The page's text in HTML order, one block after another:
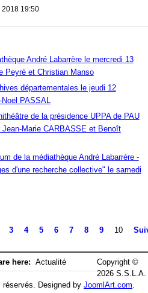
2018 19:50
André Labarrère le mercredi 13
Peyré et Christian Manso
départementales le jeudi 12
PASSAL
de la présidence UPPA de PAU
Marie CARBASSE et Benoît
de la médiathèque André Labarrère -
d'une recherche collective" le samedi
3 4 5 6 7 8 9 10
here: Actualité
Copyright ©
2026 S.S.L.A.
Designed by JoomlArt.com